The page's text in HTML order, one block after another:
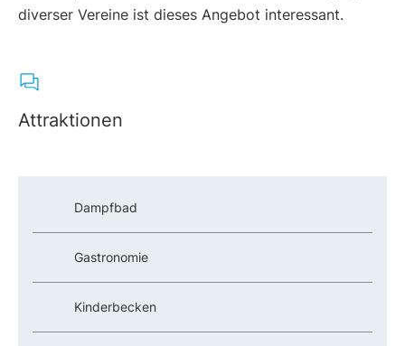
diverser Vereine ist dieses Angebot interessant.
Attraktionen
Dampfbad
Gastronomie
Kinderbecken